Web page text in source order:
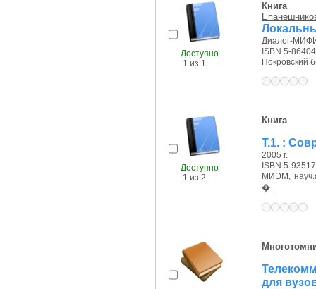
Доступно
1 из 1
Книга
Диалог-
ISBN 5-
Покровский
Доступно
1 из 2
Книга
Т.1. :
2005 г.
ISBN 5-
МИЭМ,
�...
для